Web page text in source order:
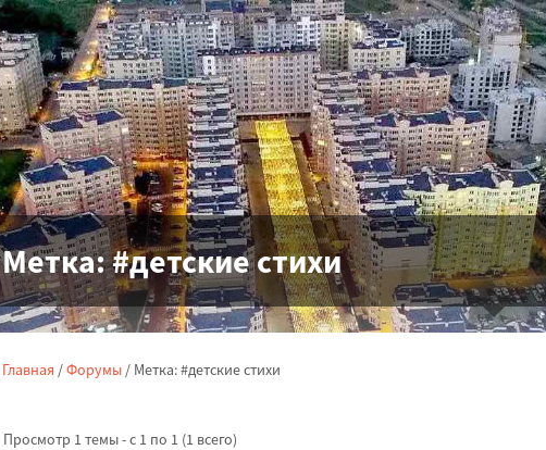
Метка:#детские стихи
Главная /Форумы / Метка: #детские стихи
Просмотр 1 темы - с 1 по 1 (1 всего)